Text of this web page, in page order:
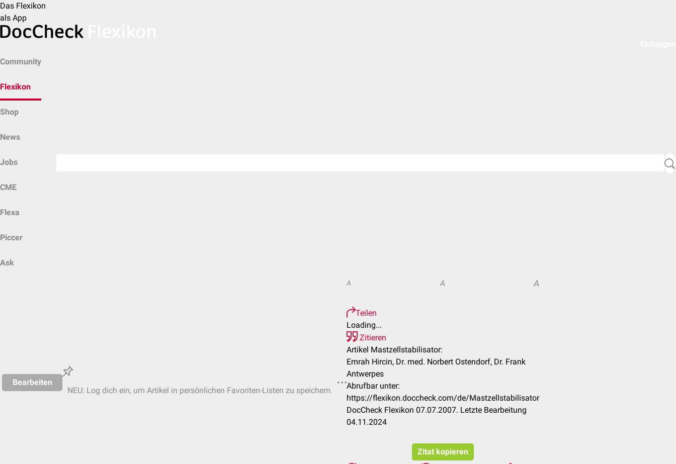
Das Flexikon
als App
Community
Flexikon
Shop
News
Jobs
CME
Flexa
Piccer
Ask
Bearbeiten
NEU: Log dich ein, um Artikel in persönlichen Favoriten-Listen zu speichern.
A A A
Teilen
Loading...
Zitieren
Artikel Mastzellstabilisator:
Emrah Hircin, Dr. med. Norbert Ostendorf, Dr. Frank
Antwerpes
Abrufbar unter:
https://flexikon.doccheck.com/de/Mastzellstabilisator
DocCheck Flexikon 07.07.2007. Letzte Bearbeitung
04.11.2024
Zitat kopieren